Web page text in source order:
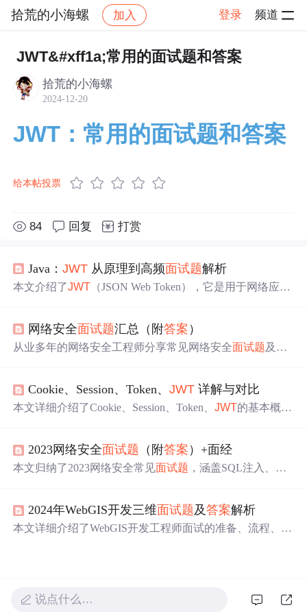
拾荒的小海螺 加入 登录 频道
社区 拾荒的小海螺 学习打卡 帖子详情
JWT&#xff1a;常用的面试题和答案
拾荒的小海螺
2024-12-20
JWT：常用的面试题和答案
给本帖投票
84 回复 打赏
Java：JWT 从原理到高频面试题解析
本文介绍了JWT （JSON Web Token），它是用于网络应用
举了Java秋招中JWT的高频 面试题及答案
握 JWT并应用于项目。
网络安全面试题汇总（附答案 ）
从业多年的网络安全工程师分享常见网络安全面试题及 答
续更新，为网络安全领域求职者和从业者提供帮助。
Cookie、Session、Token、JWT 详解与对比
本文详细介绍了Cookie、Session、Token、JWT的基本概
面，同时探讨了分布式系统中Session共享、Token自动续期
等问题，以及微服务和移动应用的认证机制选择。
2023网络安全面试题 （附答案 ）+面经
本文归纳了2023网络安全常见面试题 ，涵盖SQL注入、XS
面试题领取方式，包含学习路线、视频教程等内容。
2024年WebGIS开发三维面试题及答案解析
本文详细介绍了WebGIS开发工程师面试的准备、流程、自
说点什么…